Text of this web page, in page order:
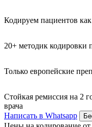
Кодируем пациентов
20+ методик
Только европейские
Стойкая ремиссия на 2
врача
Написать в Whatsapp